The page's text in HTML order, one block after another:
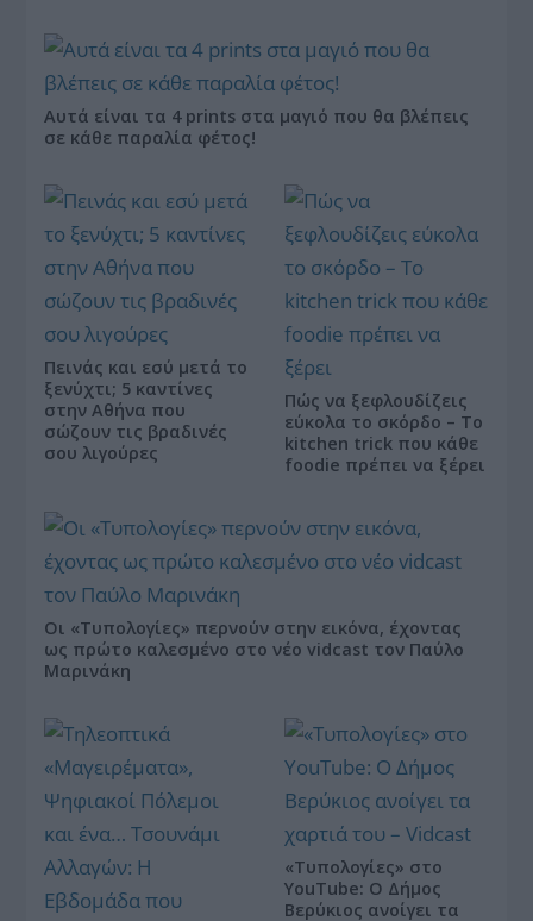
Αυτά είναι τα 4 prints στα μαγιό που θα βλέπεις
σε κάθε παραλία φέτος!
Πεινάς και εσύ μετά το
ξενύχτι; 5 καντίνες
στην Αθήνα που
σώζουν τις βραδινές
σου λιγούρες
Πώς να ξεφλουδίζεις
εύκολα το σκόρδο – Το
kitchen trick που κάθε
foodie πρέπει να ξέρει
Οι «Τυπολογίες» περνούν στην εικόνα, έχοντας
ως πρώτο καλεσμένο στο νέο vidcast τον Παύλο
Μαρινάκη
«Τυπολογίες» στο
YouTube: Ο Δήμος
Βερύκιος ανοίγει τα